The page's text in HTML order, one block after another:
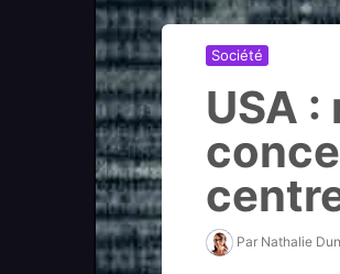
Société
USA
Par Nathalie